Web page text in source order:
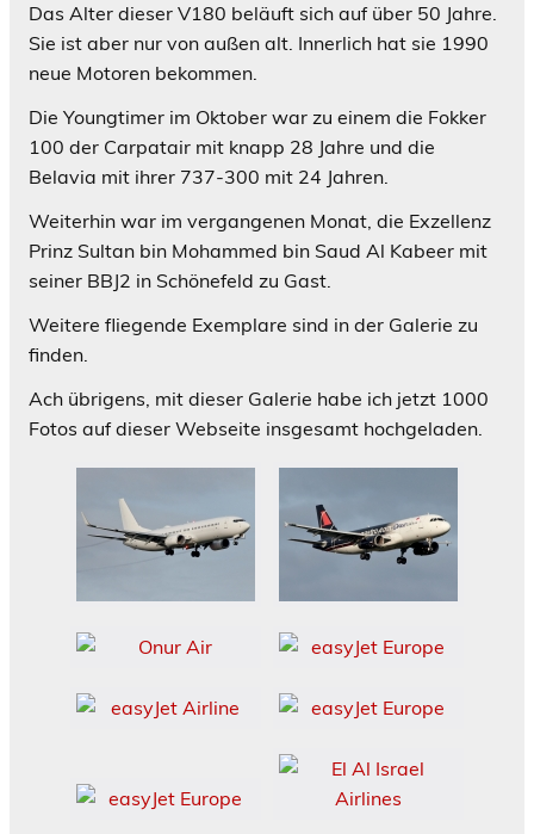
Das Alter dieser V180 beläuft sich auf über 50 Jahre.
Sie ist aber nur von außen alt. Innerlich hat sie 1990
neue Motoren bekommen.
Die Youngtimer im Oktober war zu einem die Fokker
100 der Carpatair mit knapp 28 Jahre und die
Belavia mit ihrer 737-300 mit 24 Jahren.
Weiterhin war im vergangenen Monat, die Exzellenz
Prinz Sultan bin Mohammed bin Saud Al Kabeer mit
seiner BBJ2 in Schönefeld zu Gast.
Weitere fliegende Exemplare sind in der Galerie zu
finden.
Ach übrigens, mit dieser Galerie habe ich jetzt 1000
Fotos auf dieser Webseite insgesamt hochgeladen.